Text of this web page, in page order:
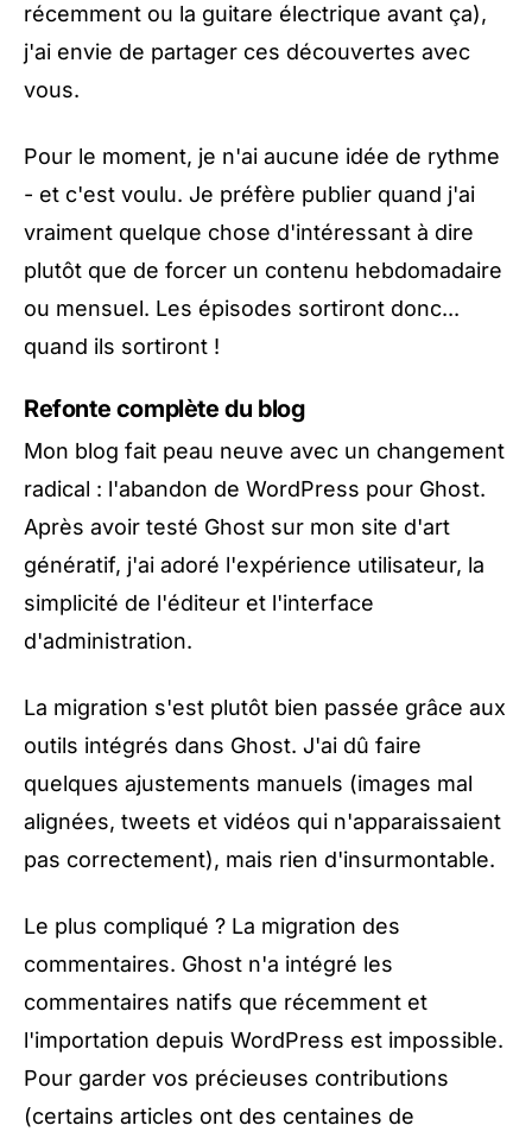
récemment ou la guitare électrique avant ça),
j'ai envie de partager ces découvertes avec
vous.
Pour le moment, je n'ai aucune idée de rythme
- et c'est voulu. Je préfère publier quand j'ai
vraiment quelque chose d'intéressant à dire
plutôt que de forcer un contenu hebdomadaire
ou mensuel. Les épisodes sortiront donc...
quand ils sortiront !
Refonte complète du blog
Mon blog fait peau neuve avec un changement
radical : l'abandon de WordPress pour Ghost.
Après avoir testé Ghost sur mon site d'art
génératif, j'ai adoré l'expérience utilisateur, la
simplicité de l'éditeur et l'interface
d'administration.
La migration s'est plutôt bien passée grâce aux
outils intégrés dans Ghost. J'ai dû faire
quelques ajustements manuels (images mal
alignées, tweets et vidéos qui n'apparaissaient
pas correctement), mais rien d'insurmontable.
Le plus compliqué ? La migration des
commentaires. Ghost n'a intégré les
commentaires natifs que récemment et
l'importation depuis WordPress est impossible.
Pour garder vos précieuses contributions
(certains articles ont des centaines de